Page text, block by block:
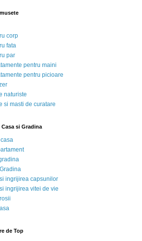
corp
fata
par
pentru maini
pentru picioare
naturiste
si masti de curatare
si Gradina
ingrijirea capsunilor
ingrijirea vitei de vie
de Top